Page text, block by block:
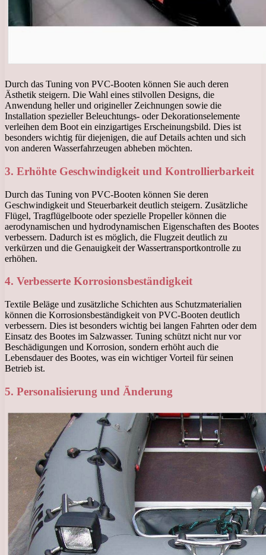
Durch das Tuning von PVC-Booten können Sie auch deren
Ästhetik steigern. Die Wahl eines stilvollen Designs, die
Anwendung heller und origineller Zeichnungen sowie die
Installation spezieller Beleuchtungs- oder Dekorationselemente
verleihen dem Boot ein einzigartiges Erscheinungsbild. Dies ist
besonders wichtig für diejenigen, die auf Details achten und sich
von anderen Wasserfahrzeugen abheben möchten.
3. Erhöhte Geschwindigkeit und Kontrollierbarkeit
Durch das Tuning von PVC-Booten können Sie deren
Geschwindigkeit und Steuerbarkeit deutlich steigern. Zusätzliche
Flügel, Tragflügelboote oder spezielle Propeller können die
aerodynamischen und hydrodynamischen Eigenschaften des Bootes
verbessern. Dadurch ist es möglich, die Flugzeit deutlich zu
verkürzen und die Genauigkeit der Wassertransportkontrolle zu
erhöhen.
4. Verbesserte Korrosionsbeständigkeit
Textile Beläge und zusätzliche Schichten aus Schutzmaterialien
können die Korrosionsbeständigkeit von PVC-Booten deutlich
verbessern. Dies ist besonders wichtig bei langen Fahrten oder dem
Einsatz des Bootes im Salzwasser. Tuning schützt nicht nur vor
Beschädigungen und Korrosion, sondern erhöht auch die
Lebensdauer des Bootes, was ein wichtiger Vorteil für seinen
Betrieb ist.
5. Personalisierung und Änderung